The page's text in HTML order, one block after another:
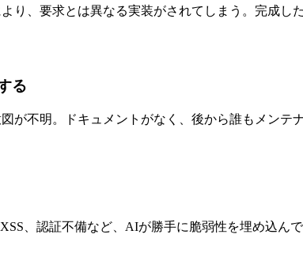
り、要求とは異なる実装がされてしまう。完成し
る
が不明。ドキュメントがなく、後から誰もメンテ
、認証不備など、AIが勝手に脆弱性を埋め込んで